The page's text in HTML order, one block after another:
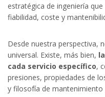
estratégica de ingeniería
fiabilidad, coste y
Desde nuestra perspectiva,
universal. Existe, más bien,
cada servicio específico,
presiones, propiedades de
y filosofía de mantenimiento